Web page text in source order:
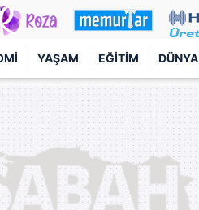
YAŞAM EĞITIM DÜNYA